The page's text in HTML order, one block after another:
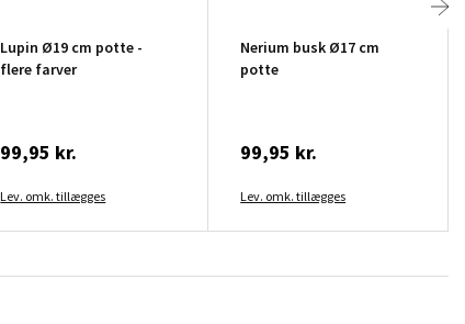
Lupin Ø19 cm potte -
flere farver
99,95 kr.
Lev. omk. tillægges
Nerium busk Ø17 cm
potte
99,95 kr.
Lev. omk. tillægges